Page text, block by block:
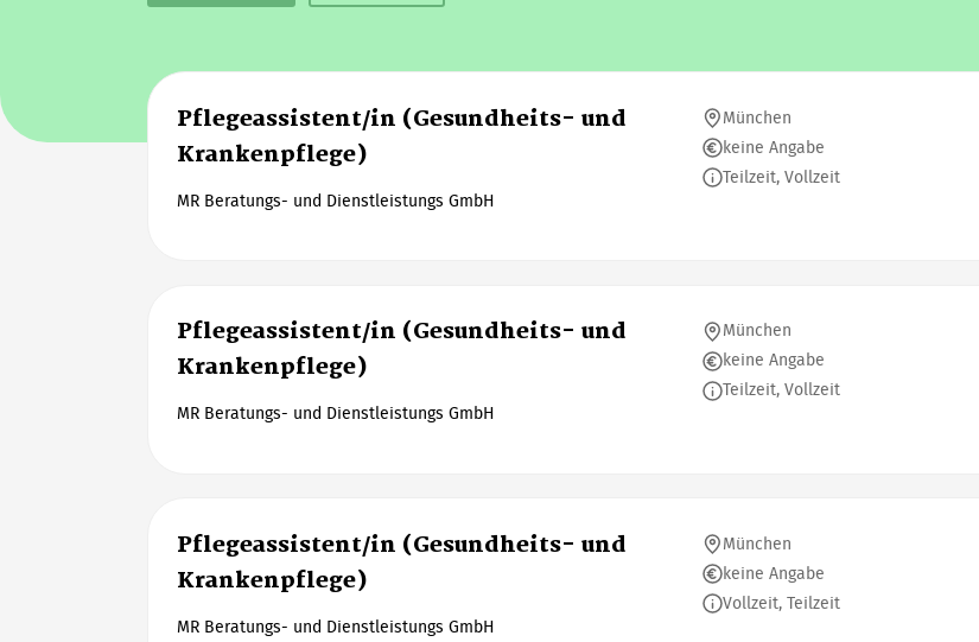
Pflegeassistent/in (Gesundheits- und
Krankenpflege)
MR Beratungs- und Dienstleistungs GmbH
München
keine Angabe
Teilzeit, Vollzeit
Pflegeassistent/in (Gesundheits- und
Krankenpflege)
MR Beratungs- und Dienstleistungs GmbH
München
keine Angabe
Teilzeit, Vollzeit
Pflegeassistent/in (Gesundheits- und
Krankenpflege)
MR Beratungs- und Dienstleistungs GmbH
München
keine Angabe
Vollzeit, Teilzeit